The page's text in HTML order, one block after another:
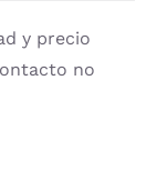
y precio
no